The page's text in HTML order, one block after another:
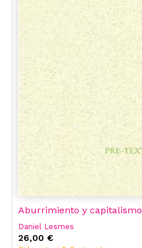
Aburrimiento y capitalismo
Daniel Lesmes
26,00 €